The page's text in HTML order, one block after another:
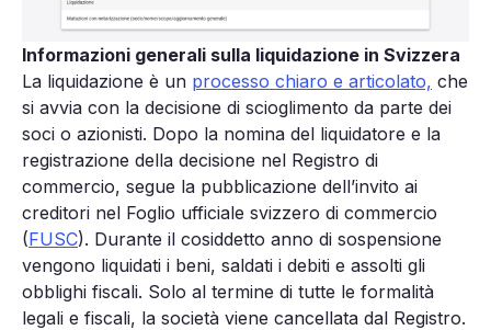
Informazioni generali sulla liquidazione in Svizzera
La liquidazione è un processo chiaro e articolato, che
si avvia con la decisione di scioglimento da parte dei
soci o azionisti. Dopo la nomina del liquidatore e la
registrazione della decisione nel Registro di
commercio, segue la pubblicazione dell’invito ai
creditori nel Foglio ufficiale svizzero di commercio
(FUSC). Durante il cosiddetto anno di sospensione
vengono liquidati i beni, saldati i debiti e assolti gli
obblighi fiscali. Solo al termine di tutte le formalità
legali e fiscali, la società viene cancellata dal Registro.